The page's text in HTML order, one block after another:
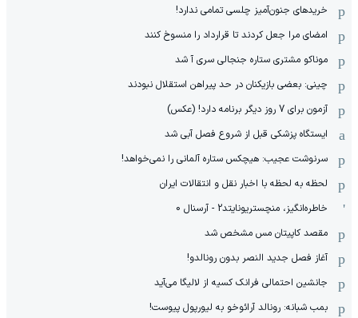
خریدهای جنون‌آمیز چلسی تمامی ندارد!
امضای مرا جعل کردند تا قرارداد را منسوخ کنند
موناکو مشتری ستاره جنجالی سری آ شد
چینی: بعضی بازیکنان در حد پیراهن استقلال نبودند
آزمون برای 7 روز دیگر برنامه دارد! (عکس)
ایستگاه پزشکی قبل از شروع فصل آبی شد
سرنوشت عجیب: هیچکس ستاره آلمانی را نمی‌خواهد!
لحظه به لحظه با اخبار نقل و انتقالات ایران
خاطره‌انگیز، منچستریونایتد2 - آرسنال 0
مقصد کاپیتان مس مشخص شد
آغاز فصل جدید النصر بدون رونالدو!
جانشین احتمالی فرانک کسیه از لالیگا می‌آید
بمب شبانه: رونالد آرائوخو به لیورپول پیوست!